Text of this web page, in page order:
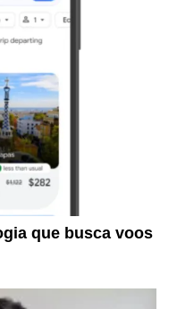
que busca voos